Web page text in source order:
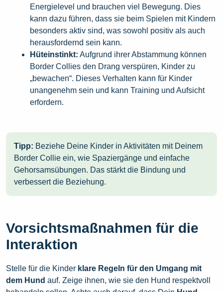
Energielevel und brauchen viel Bewegung. Dies
kann dazu führen, dass sie beim Spielen mit Kindern
besonders aktiv sind, was sowohl positiv als auch
herausfordernd sein kann.
Hüteinstinkt: Aufgrund ihrer Abstammung können
Border Collies den Drang verspüren, Kinder zu
„bewachen“. Dieses Verhalten kann für Kinder
unangenehm sein und kann Training und Aufsicht
erfordern.
Tipp: Beziehe Deine Kinder in Aktivitäten mit Deinem
Border Collie ein, wie Spaziergänge und einfache
Gehorsamsübungen. Das stärkt die Bindung und
verbessert die Beziehung.
Vorsichtsmaßnahmen für die
Interaktion
Stelle für die Kinder klare Regeln für den Umgang mit
dem Hund auf. Zeige ihnen, wie sie den Hund respektvoll